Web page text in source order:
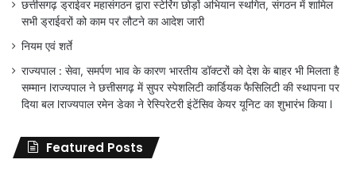
छत्तीसगढ़ ड्राईवर महासंगठन द्वारा स्टेरिंग छोड़ों अभियान स्थगित, संगठन में शामिल
सभी ड्राईवरों को काम पर लौटने का आदेश जारी
नियम एवं शर्ते
राज्यपाल : सेवा, समर्पण भाव के कारण भारतीय डॉक्टरों को देश के बाहर भी मिलता है
सम्मान lराज्यपाल ने छत्तीसगढ़ में सुपर स्पेशलिटी कार्डियक फैसिलिटी की स्थापना पर
दिया बल lराज्यपाल रमेन डेका ने रेस्पिरेटरी इंटेंसिव केयर यूनिट का शुभारंभ किया l
Featured Posts